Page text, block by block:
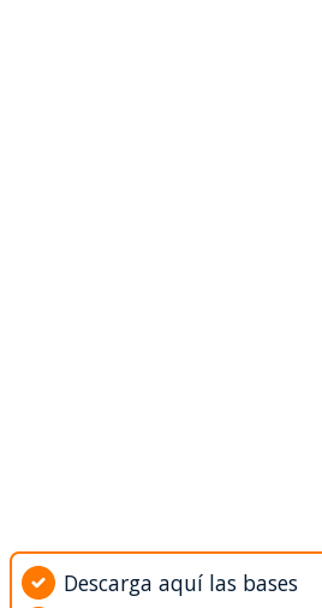
Descarga aquí las bases